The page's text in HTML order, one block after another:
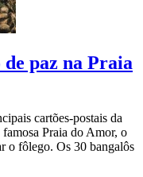
paz na Praia
cartões-postais da
Praia do Amor, o
o fôlego. Os 30 bangalôs